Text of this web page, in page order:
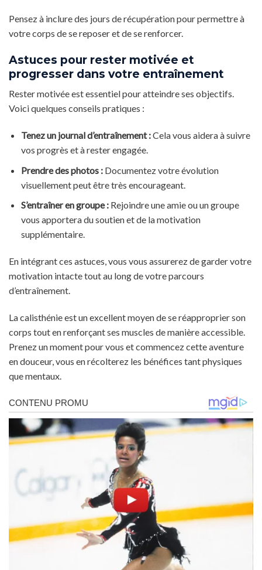
Pensez à inclure des jours de récupération pour permettre à
votre corps de se reposer et de se renforcer.
Astuces pour rester motivée et
progresser dans votre entraînement
Rester motivée est essentiel pour atteindre ses objectifs.
Voici quelques conseils pratiques :
Tenez un journal d’entraînement :Cela vous aidera à suivre
vos progrès et à rester engagée.
Prendre des photos :Documentez votre évolution
visuellement peut être très encourageant.
S’entraîner en groupe :Rejoindre une amie ou un groupe
vous apportera du soutien et de la motivation
supplémentaire.
En intégrant ces astuces, vous vous assurerez de garder votre
motivation intacte tout au long de votre parcours
d’entraînement.
La calisthénie est un excellent moyen de se réapproprier son
corps tout en renforçant ses muscles de manière accessible.
Prenez un moment pour vous et commencez cette aventure
en douceur, vous en récolterez les bénéfices tant physiques
que mentaux.